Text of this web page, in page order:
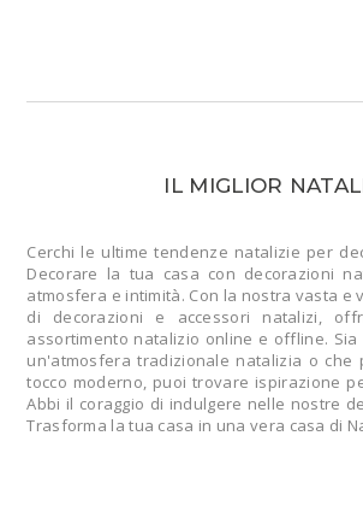
IL MIGLIOR
Cerchi le ultime tendenze natalizie per
Decorare la tua casa con decorazioni
atmosfera e intimità. Con la nostra vasta e
di decorazioni e accessori natalizi,
assortimento natalizio online e offline.
un'atmosfera tradizionale natalizia o che
tocco moderno, puoi trovare ispirazione
Abbi il coraggio di indulgere nelle nostre
Trasforma la tua casa in una vera casa di